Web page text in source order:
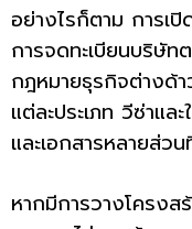
อย่างไรก็ตาม การเ
การจดทะเบียนบริษัท
กฎหมายธุรกิจต่างด้
แต่ละประเภท วีซ่าแ
และเอกสารหลายส่
หากมีการวางโครง